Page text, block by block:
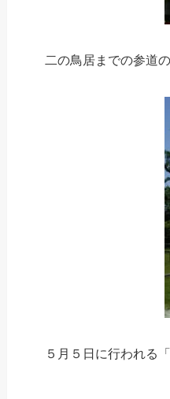
二の鳥居までの参道
５月５日に行われる